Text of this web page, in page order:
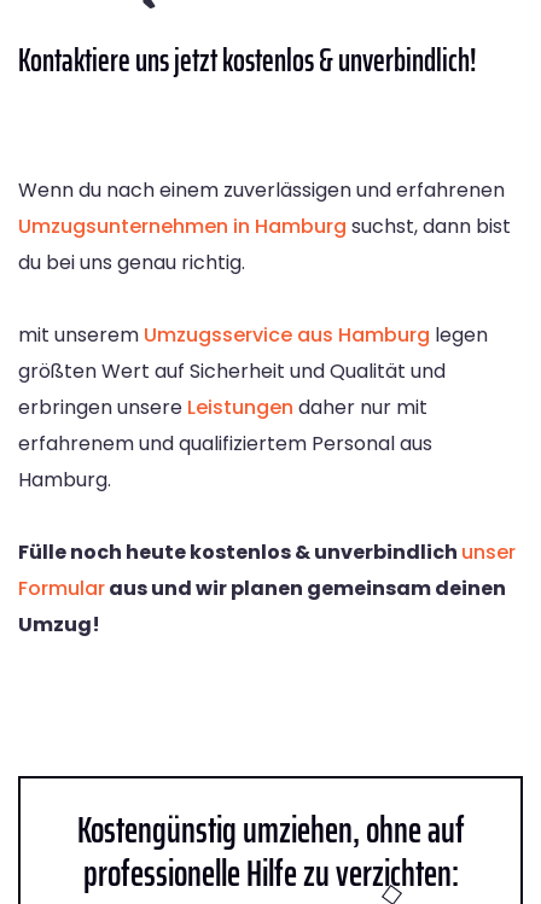
Kontaktiereuns jetzt kostenlos & unverbindlich!
Wenn du nach einem zuverlässigen und erfahrenen
Umzugsunternehmen in Hamburg suchst, dann bist
du bei uns genau richtig.
mit unserem Umzugsservice aus Hamburg legen
größten Wert auf Sicherheit und Qualität und
erbringen unsere Leistungen daher nur mit
erfahrenem und qualifiziertem Personal aus
Hamburg.
Fülle noch heute kostenlos & unverbindlich unser
Formularaus und wir planen gemeinsam deinen
Umzug!
Kostengünstig umziehen, ohne auf
professionelle Hilfe zu verzichten: